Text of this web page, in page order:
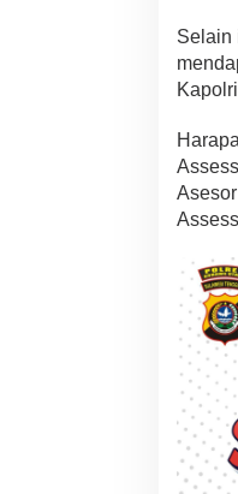
Selain